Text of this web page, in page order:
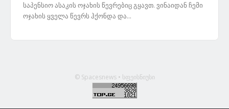
საპენსიო ასაკის ოჯახის წევრებიც გყავთ. ვინაიდან ჩემი
ოჯახის ყველა წევრს ჰქონდა და...
© Spacesnews • სფეისნიუსი